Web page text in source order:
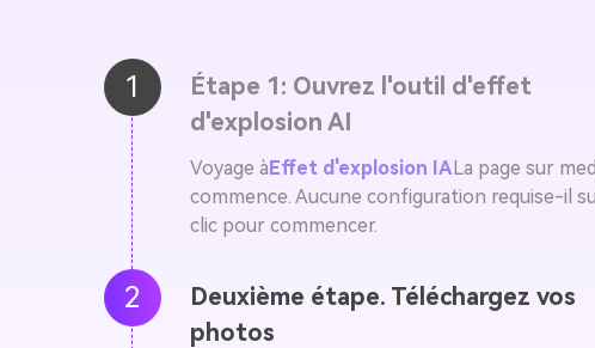
1
Étape 1: Ouvrez l'outil d'effet
d'explosion AI
Voyage àEffet d'explosion IALa page sur
commence. Aucune configuration requise-il
clic pour commencer.
2
Deuxième étape. Téléchargez vos
photos